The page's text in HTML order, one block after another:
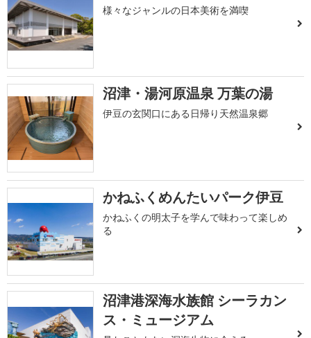
様々なジャンルの日本美術を満喫
沼津・湯河原温泉 万葉の湯
伊豆の玄関口にある日帰り天然温泉郷
かねふくめんたいパーク伊豆
かねふくの明太子を学んで味わって楽しめ
る
沼津港深海水族館 シーラカン
ス・ミュージアム